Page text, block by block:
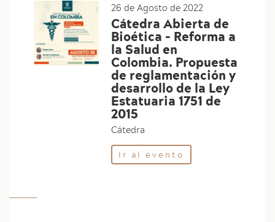
26 de Agosto de 2022
Cátedra Abierta de
Bioética - Reforma a
la Salud en
Colombia. Propuesta
de reglamentación y
desarrollo de la Ley
Estatuaria 1751 de
2015
Cátedra
Ir al evento